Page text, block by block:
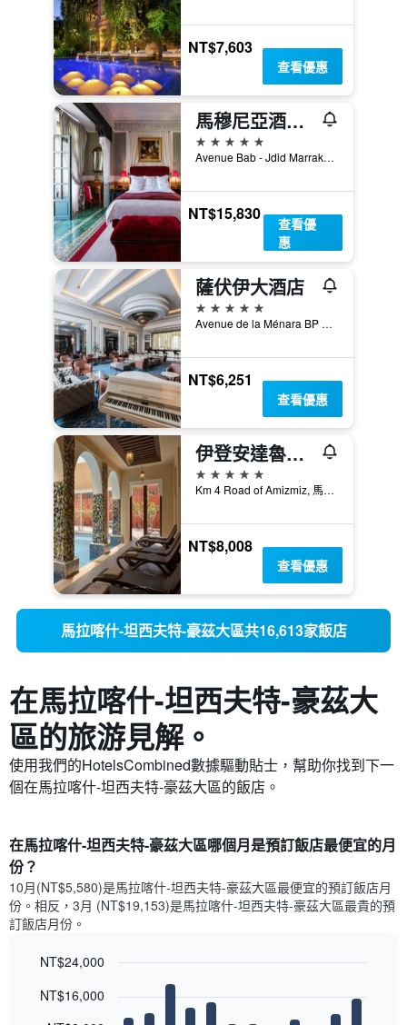
NT$7,603
查看優惠
馬穆尼亞酒店 - 馬拉喀什
5星級
Avenue Bab - Jdid Marrakech 40 040 MA, 馬拉喀什, 摩洛哥
NT$15,830
查看優
惠
薩伏伊大酒店
5星級
Avenue de la Ménara BP 528, Marrakech, 馬拉喀什, 摩洛哥
NT$6,251
查看優惠
伊登安達魯水上公園水療酒店 - 馬拉喀什
5星級
Km 4 Road of Amizmiz, 馬拉喀什, 摩洛哥
NT$8,008
查看優惠
馬拉喀什-坦西夫特-豪茲大區共16,613家飯店
在馬拉喀什-坦西夫特-豪茲大
區​的旅游見解。
使用我們的HotelsCombined數據驅動貼士，幫助你找到下一
個在馬拉喀什-坦西夫特-豪茲大區​的飯店。
在馬拉喀什-坦西夫特-豪茲大區哪個月是預訂飯店最便宜的月
份？
10月(NT$5,580)是馬拉喀什-坦西夫特-豪茲大區​最便宜的預訂飯店月
份。​相反，3月 (NT$19,153)是馬拉喀什-坦西夫特-豪茲大區最貴的預
訂飯店月份。
chart
graphic.
NT$16,000
NT$24,000